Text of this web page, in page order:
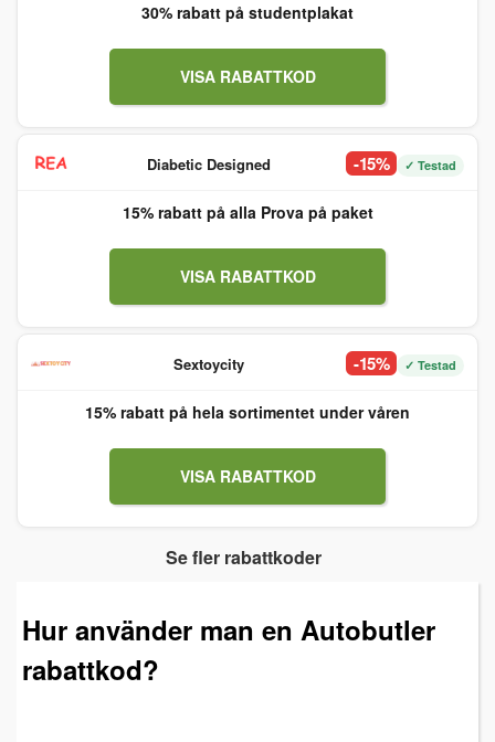
30% rabatt på studentplakat
VISA RABATTKOD
Diabetic Designed -15% ✓ Testad
15% rabatt på alla Prova på paket
VISA RABATTKOD
Sextoycity -15% ✓ Testad
15% rabatt på hela sortimentet under våren
VISA RABATTKOD
Se fler rabattkoder
Hur använder man en Autobutler
rabattkod?